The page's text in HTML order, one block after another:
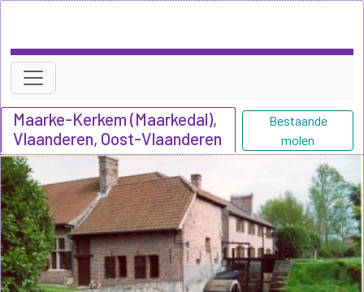
Maarke-Kerkem (Maarkedal),
Vlaanderen, Oost-Vlaanderen
Bestaande
molen